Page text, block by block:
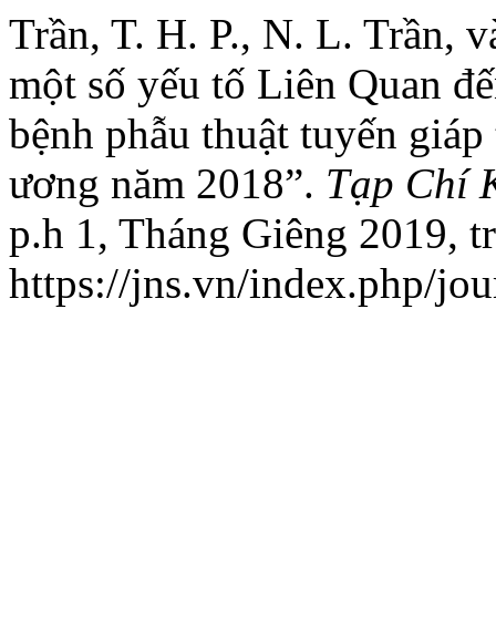
Trần, T. H. P., N. L. Trần,
một số yếu tố Liên Quan
bệnh phẫu thuật tuyến
ương năm 2018”. Tạp Chí
p.h 1, Tháng Giêng 2019,
https://jns.vn/index.php/